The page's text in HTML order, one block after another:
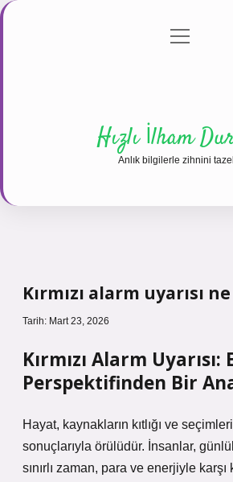
Gizlilik Politikası
menüyü
Hızlı İlham
Anlık bilgilerle zihnini
Kırmızı alarm uyarısı
Tarih: Mart 23, 2026
Kırmızı Alarm
Perspektifinden Bir
Hayat, kaynakların kıtlığı ve
sonuçlarıyla örülüdür. İnsanlar,
sınırlı zaman, para ve enerjiyle karşı